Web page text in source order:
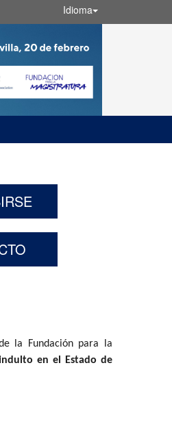
Idioma
la Fundación para la
en el Estado de